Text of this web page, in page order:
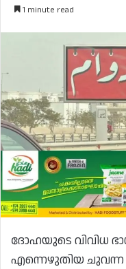
1 minute read
ദോഹയുടെ വിവിധ
എന്നെഴുതിയ